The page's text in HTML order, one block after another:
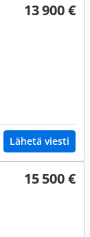
13 900 €
Lähetä viesti
15 500 €